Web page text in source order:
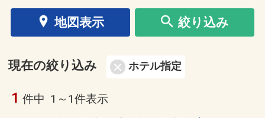
地図表示 絞り込み
現在の絞り込み ホテル指定
1 件中 1～1件表示